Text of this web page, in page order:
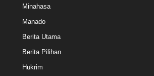
Minahasa
Manado
Berita Utama
Berita Pilihan
Hukrim